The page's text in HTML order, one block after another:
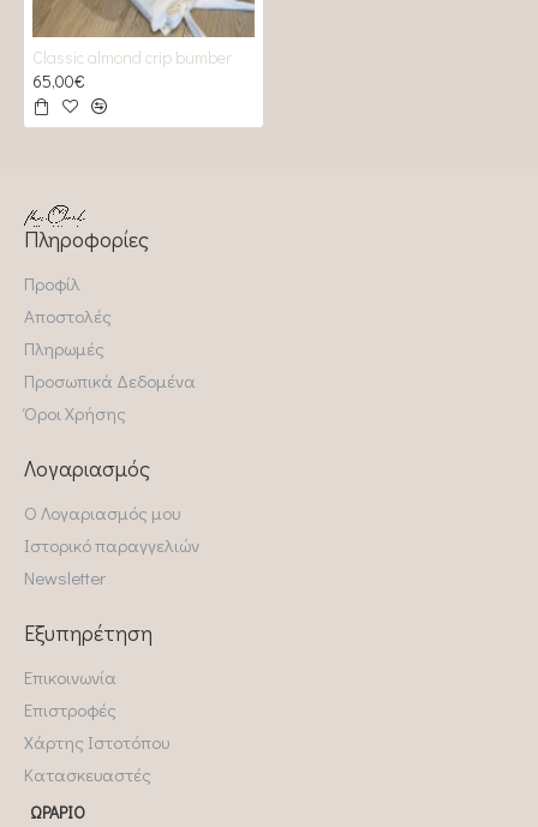
Classic almond crip bumber
65,00€
Πληροφορίες
Προφίλ
Αποστολές
Πληρωμές
Προσωπικά Δεδομένα
Όροι Χρήσης
Λογαριασμός
Ο Λογαριασμός μου
Ιστορικό παραγγελιών
Newsletter
Εξυπηρέτηση
Επικοινωνία
Επιστροφές
Χάρτης Ιστοτόπου
Κατασκευαστές
ΩΡΆΡΙΟ